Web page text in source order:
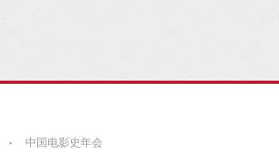
中国电影史年会